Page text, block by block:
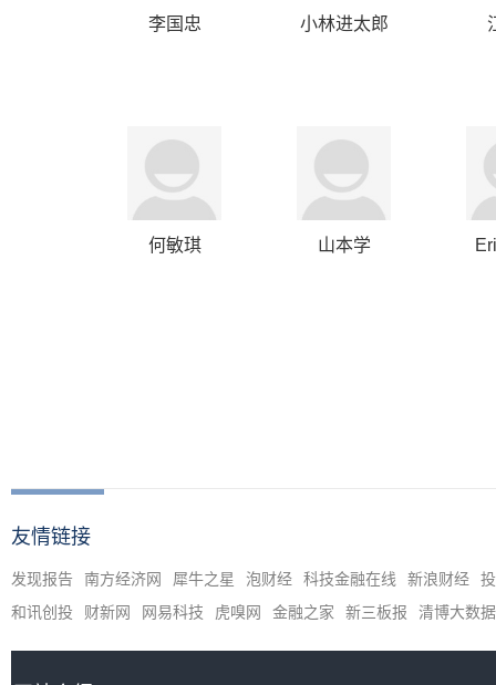
李国忠 小林进太郎
何敏琪 山本学
友情链接
发现报告 南方经济网 犀牛之星 泡财经 科技金融在线 新浪财经
和讯创投
财新网 网易科技 虎嗅网 金融之家 新三板报 清博大数据